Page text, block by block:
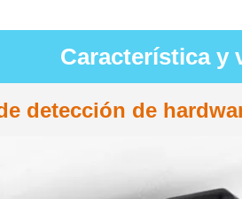
Característica y
detección de